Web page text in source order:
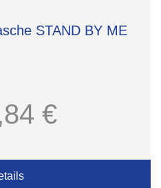
STAND BY ME
€